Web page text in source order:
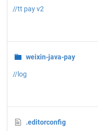
//tt pay v2
weixin-java-pay
//log
.editorconfig